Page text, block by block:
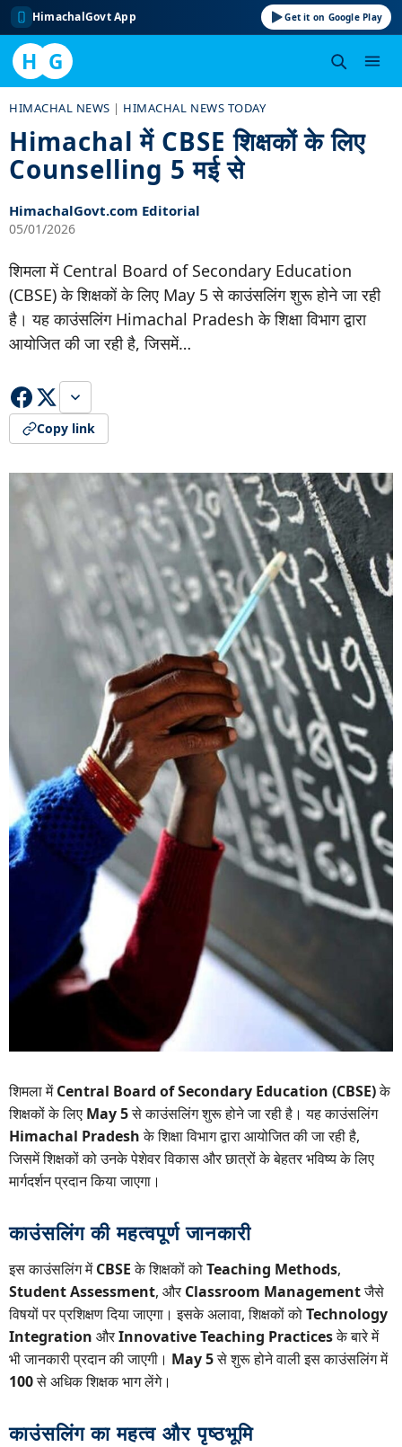
HimachalGovt App Get it on Google Play
H G
content
HIMACHAL NEWS | HIMACHAL NEWS TODAY
Himachal में CBSE शिक्षकों के लिए
Counselling 5 मई से
HimachalGovt.com Editorial
05/01/2026
शिमला में Central Board of Secondary Education
(CBSE) के शिक्षकों के लिए May 5 से काउंसलिंग शुरू होने जा रही
है। यह काउंसलिंग Himachal Pradesh के शिक्षा विभाग द्वारा
आयोजित की जा रही है, जिसमें…
Copy link
शिमला मेंCentral Board of Secondary Education (CBSE)के
शिक्षकों के लिए May 5से काउंसलिंग शुरू होने जा रही है। यह काउंसलिंग
Himachal Pradeshके शिक्षा विभाग द्वारा आयोजित की जा रही है,
जिसमें शिक्षकों को उनके पेशेवर विकास और छात्रों के बेहतर भविष्य के लिए
मार्गदर्शन प्रदान किया जाएगा।
काउंसलिंग की महत्वपूर्ण जानकारी
इस काउंसलिंग मेंCBSEके शिक्षकों कोTeaching Methods,
Student Assessment, और Classroom Managementजैसे
विषयों पर प्रशिक्षण दिया जाएगा। इसके अलावा, शिक्षकों कोTechnology
Integration औरInnovative Teaching Practicesके बारे में
भी जानकारी प्रदान की जाएगी। May 5से शुरू होने वाली इस काउंसलिंग में
100से अधिक शिक्षक भाग लेंगे।
काउंसलिंग का महत्व और पृष्ठभूमि